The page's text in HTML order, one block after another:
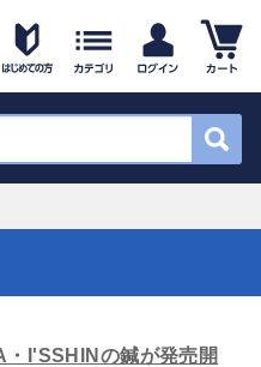
I'SSHINの鍼が発売開